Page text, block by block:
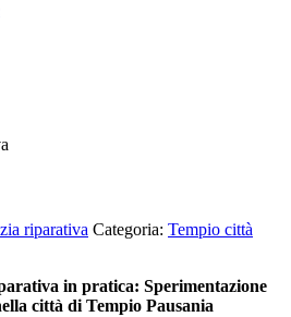
riparativa Categoria: Tempio città
in pratica: Sperimentazione
città di Tempio Pausania